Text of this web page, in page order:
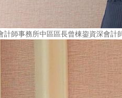
計師事務所中區區長曾棟鋆資深會計